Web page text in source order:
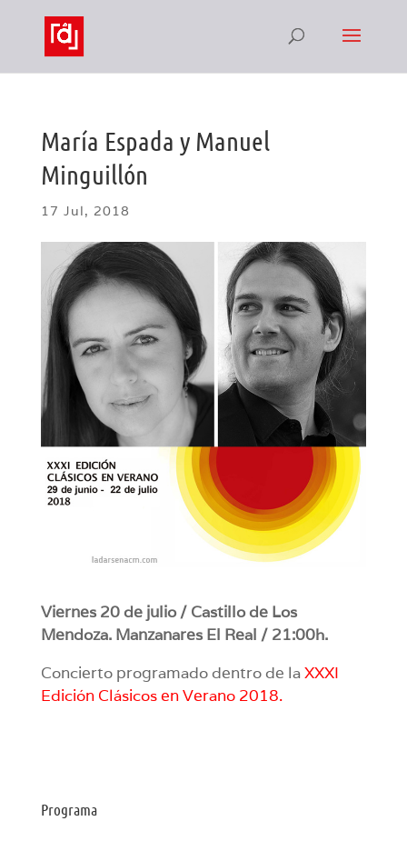
María Espada y Manuel
Minguillón
17 Jul, 2018
Viernes 20 de julio / Castillo de Los
Mendoza. Manzanares El Real / 21:00h.
Concierto programado dentro de laXXXI
Edición Clásicos en Verano 2018.
Programa